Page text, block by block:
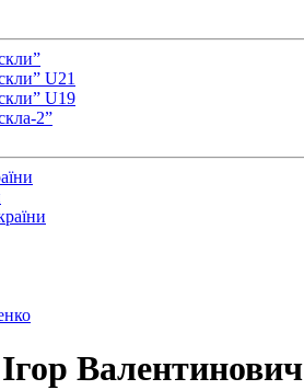
U21
U19
2”
Валентинович